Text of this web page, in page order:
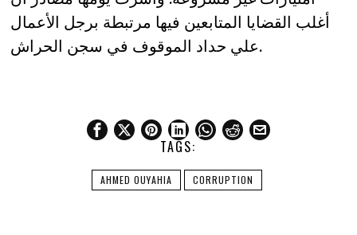
أغلب القضايا المتابعين فيها مرتبطة برجل الأعمال
علي حداد الموقوف في سجن الحراش.
TAGS:
AHMED OUYAHIA CORRUPTION